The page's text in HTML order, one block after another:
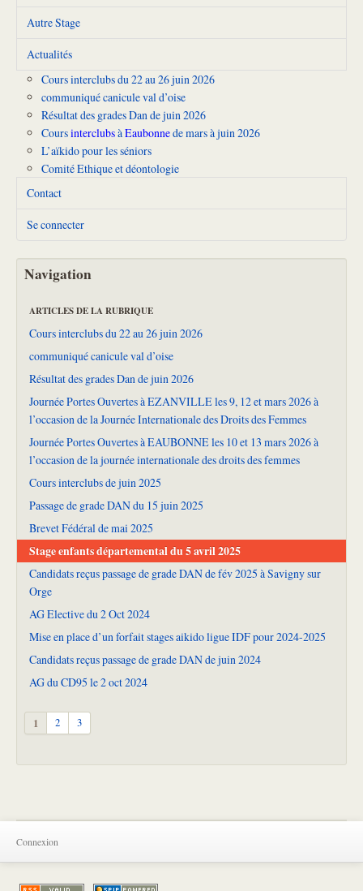
Autre Stage
Actualités
Cours interclubs du 22 au 26 juin 2026
communiqué canicule val d’oise
Résultat des grades Dan de juin 2026
CoursinterclubsàEaubonnede mars à juin 2026
L’aïkido pour les séniors
Comité Ethique et déontologie
Contact
Se connecter
Navigation
ARTICLES DE LA RUBRIQUE
Cours interclubs du 22 au 26 juin 2026
communiqué canicule val d’oise
Résultat des grades Dan de juin 2026
Journée Portes Ouvertes à EZANVILLE les 9, 12 et mars 2026 à
l’occasion de la Journée Internationale des Droits des Femmes
Journée Portes Ouvertes à EAUBONNE les 10 et 13 mars 2026 à
l’occasion de la journée internationale des droits des femmes
Cours interclubs de juin 2025
Passage de grade DAN du 15 juin 2025
Brevet Fédéral de mai 2025
Stage enfants départemental du 5 avril 2025
Candidats reçus passage de grade DAN de fév 2025 à Savigny sur
Orge
AG Elective du 2 Oct 2024
Mise en place d’un forfait stages aikido ligue IDF pour 2024-2025
Candidats reçus passage de grade DAN de juin 2024
AG du CD95 le 2 oct 2024
1 2 3
Connexion